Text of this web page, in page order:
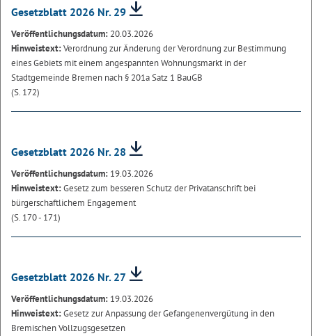
Gesetzblatt 2026 Nr. 29
Veröffentlichungsdatum: 20.03.2026
Hinweistext:Verordnung zur Änderung der Verordnung zur Bestimmung
eines Gebiets mit einem angespannten Wohnungsmarkt in der
Stadtgemeinde Bremen nach § 201a Satz 1 BauGB
(S. 172)
Gesetzblatt 2026 Nr. 28
Veröffentlichungsdatum: 19.03.2026
Hinweistext:Gesetz zum besseren Schutz der Privatanschrift bei
bürgerschaftlichem Engagement
(S. 170 - 171)
Gesetzblatt 2026 Nr. 27
Veröffentlichungsdatum: 19.03.2026
Hinweistext:Gesetz zur Anpassung der Gefangenenvergütung in den
Bremischen Vollzugsgesetzen